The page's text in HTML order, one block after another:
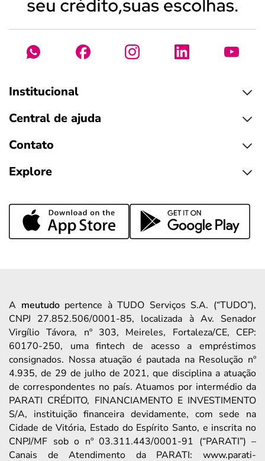
Institucional
Central de ajuda
Contato
Explore
A meutudopertence à TUDO Serviços S.A. (“TUDO”),
CNPJ 27.852.506/0001-85, localizada à Av. Senador
Virgílio Távora, nº 303, Meireles, Fortaleza/CE, CEP:
60170-250, uma fintech de acesso a empréstimos
consignados. Nossa atuação é pautada na Resolução nº
4.935, de 29 de julho de 2021, que disciplina a atuação
de correspondentes no país. Atuamos por intermédio da
PARATI CRÉDITO, FINANCIAMENTO E INVESTIMENTO
S/A, instituição financeira devidamente, com sede na
Cidade de Vitória, Estado do Espírito Santo, e inscrita no
CNPJ/MF sob o nº 03.311.443/0001-91 (“PARATI”) –
Canais de Atendimento da PARATI: www.parati-